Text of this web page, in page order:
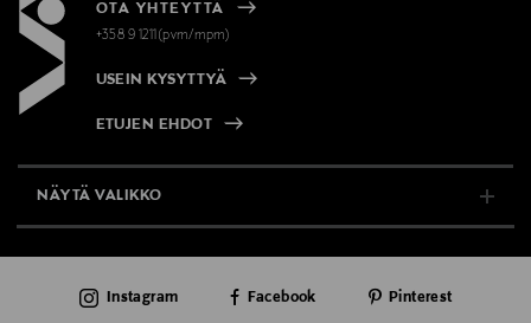
Armani, tuoksu, hajuvesi
OTA YHTEYTTÄ
+358 9 1211(pvm/mpm)
USEIN KYSYTTYÄ
ETUJEN EHDOT
NÄYTÄ VALIKKO
AJANKOHTAISTA
Instagram Facebook Pinterest